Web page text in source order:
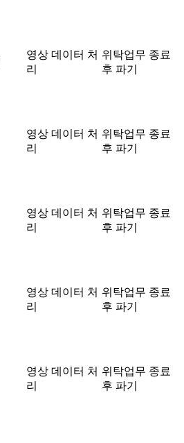
영상 데이터 처
리
위탁업무 종료
후 파기
영상 데이터 처
리
위탁업무 종료
후 파기
영상 데이터 처
리
위탁업무 종료
후 파기
영상 데이터 처
리
위탁업무 종료
후 파기
영상 데이터 처
리
위탁업무 종료
후 파기